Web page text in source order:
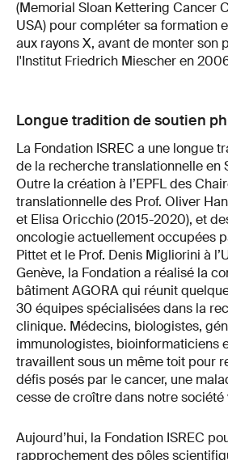
(Memorial Sloan Kettering Cancer
USA) pour compléter sa formation
aux rayons X, avant de monter son
l'Institut Friedrich Miescher en
Longue tradition de soutien
La Fondation ISREC a une longue
de la recherche translationnelle en
Outre la création à l’EPFL des
translationnelle des Prof. Oliver
et Elisa Oricchio (2015-2020), et
oncologie actuellement occupées
Pittet et le Prof. Denis Migliorini à
Genève, la Fondation a réalisé la
bâtiment AGORA qui réunit
30 équipes spécialisées dans la
clinique. Médecins, biologistes,
immunologistes, bioinformaticiens
travaillent sous un même toit pour
défis posés par le cancer, une
cesse de croître dans notre société
Aujourd’hui, la Fondation ISREC
rapprochement des pôles